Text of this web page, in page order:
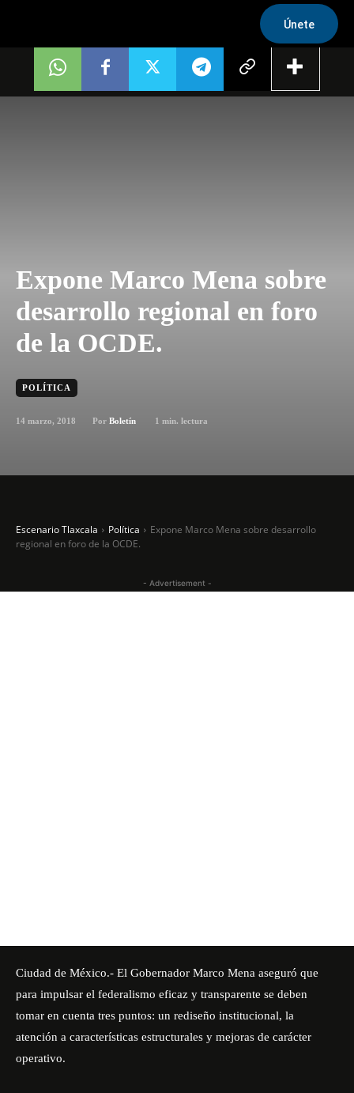
Únete
Expone Marco Mena sobre
desarrollo regional en foro
de la OCDE.
POLÍTICA
14 marzo, 2018 Por Boletín 1 min. lectura
Escenario Tlaxcala Política
Expone Marco Mena sobre desarrollo
regional en foro de la OCDE.
- Advertisement -
Ciudad de México.- El Gobernador Marco Mena aseguró que
para impulsar el federalismo eficaz y transparente se deben
tomar en cuenta tres puntos: un rediseño institucional, la
atención a características estructurales y mejoras de carácter
operativo.